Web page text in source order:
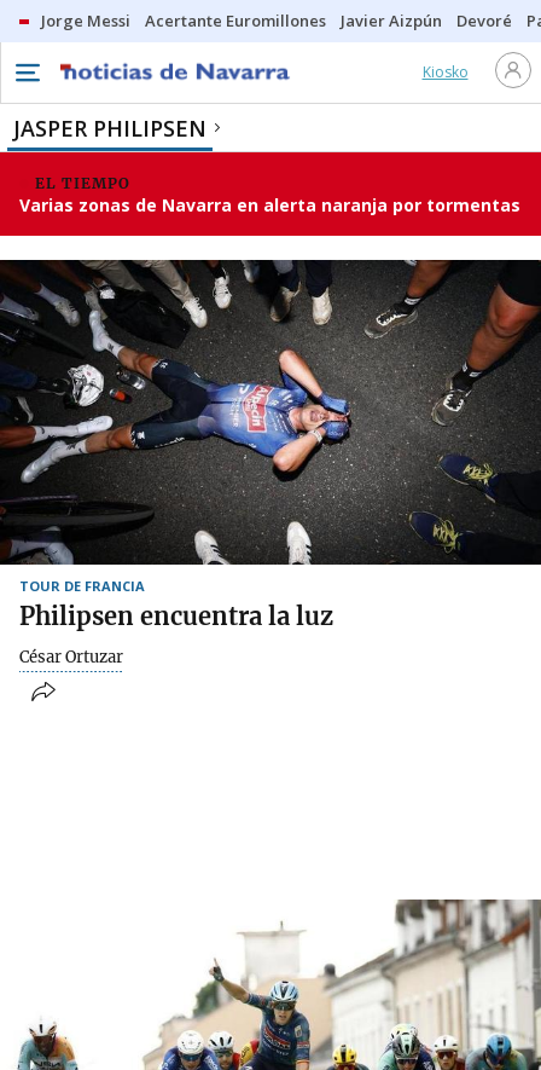
Jorge Messi Acertante Euromillones Javier Aizpún Devoré
Kiosko
JASPER PHILIPSEN
EL TIEMPO
Varias zonas de Navarra en alerta naranja por tormentas
TOUR DE FRANCIA
Philipsen encuentra la luz
César Ortuzar